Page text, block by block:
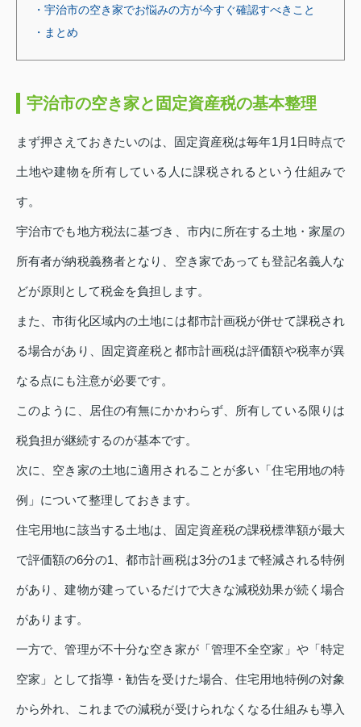
・宇治市の空き家でお悩みの方が今すぐ確認すべきこと
・まとめ
宇治市の空き家と固定資産税の基本整理
まず押さえておきたいのは、固定資産税は毎年1月1日時点で
土地や建物を所有している人に課税されるという仕組みで
す。
宇治市でも地方税法に基づき、市内に所在する土地・家屋の
所有者が納税義務者となり、空き家であっても登記名義人な
どが原則として税金を負担します。
また、市街化区域内の土地には都市計画税が併せて課税され
る場合があり、固定資産税と都市計画税は評価額や税率が異
なる点にも注意が必要です。
このように、居住の有無にかかわらず、所有している限りは
税負担が継続するのが基本です。
次に、空き家の土地に適用されることが多い「住宅用地の特
例」について整理しておきます。
住宅用地に該当する土地は、固定資産税の課税標準額が最大
で評価額の6分の1、都市計画税は3分の1まで軽減される特例
があり、建物が建っているだけで大きな減税効果が続く場合
があります。
一方で、管理が不十分な空き家が「管理不全空家」や「特定
空家」として指導・勧告を受けた場合、住宅用地特例の対象
から外れ、これまでの減税が受けられなくなる仕組みも導入